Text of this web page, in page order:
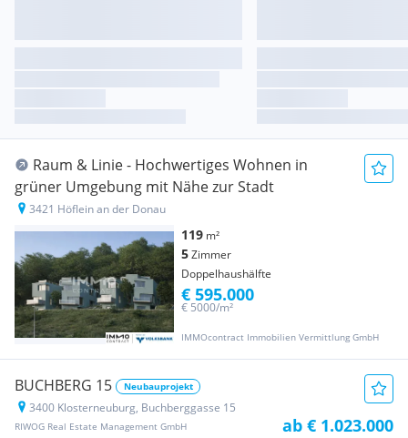
Raum & Linie - Hochwertiges Wohnen in
grüner Umgebung mit Nähe zur Stadt
3421 Höflein an der Donau
119 m²
5Zimmer
Doppelhaushälfte
IMMOcontract Immobilien Vermittlung GmbH
€ 5000/m²
€ 595.000
BUCHBERG 15 Neubauprojekt
3400 Klosterneuburg, Buchberggasse 15
RIWOG Real Estate Management GmbH ab € 1.023.000